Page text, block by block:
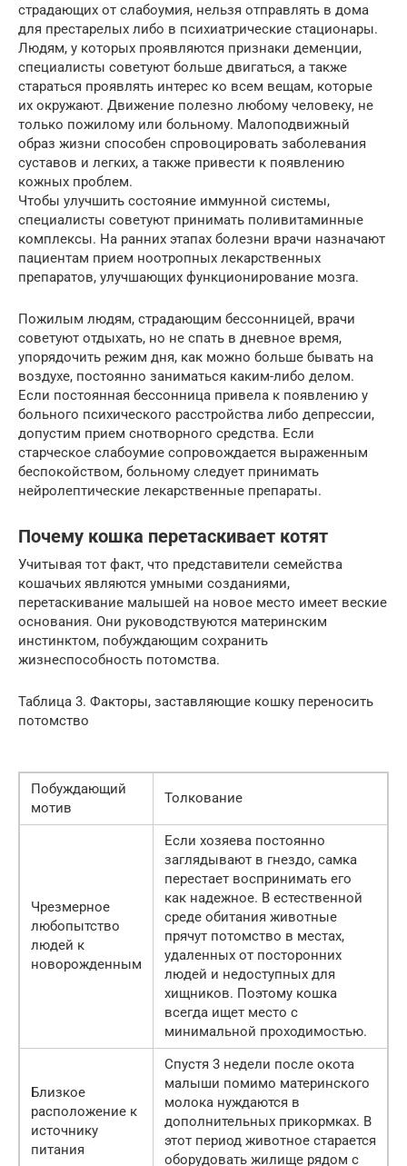
страдающих от слабоумия, нельзя отправлять в дома
для престарелых либо в психиатрические стационары.
Людям, у которых проявляются признаки деменции,
специалисты советуют больше двигаться, а также
стараться проявлять интерес ко всем вещам, которые
их окружают. Движение полезно любому человеку, не
только пожилому или больному. Малоподвижный
образ жизни способен спровоцировать заболевания
суставов и легких, а также привести к появлению
кожных проблем.
Чтобы улучшить состояние иммунной системы,
специалисты советуют принимать поливитаминные
комплексы. На ранних этапах болезни врачи назначают
пациентам прием ноотропных лекарственных
препаратов, улучшающих функционирование мозга.
Пожилым людям, страдающим бессонницей, врачи
советуют отдыхать, но не спать в дневное время,
упорядочить режим дня, как можно больше бывать на
воздухе, постоянно заниматься каким-либо делом.
Если постоянная бессонница привела к появлению у
больного психического расстройства либо депрессии,
допустим прием снотворного средства. Если
старческое слабоумие сопровождается выраженным
беспокойством, больному следует принимать
нейролептические лекарственные препараты.
Почему кошка перетаскивает котят
Учитывая тот факт, что представители семейства
кошачьих являются умными созданиями,
перетаскивание малышей на новое место имеет веские
основания. Они руководствуются материнским
инстинктом, побуждающим сохранить
жизнеспособность потомства.
Таблица 3. Факторы, заставляющие кошку переносить
потомство
Побуждающий
мотив
Толкование
Чрезмерное
любопытство
людей к
новорожденным
Если хозяева постоянно
заглядывают в гнездо, самка
перестает воспринимать его
как надежное. В естественной
среде обитания животные
прячут потомство в местах,
удаленных от посторонних
людей и недоступных для
хищников. Поэтому кошка
всегда ищет место с
минимальной проходимостью.
Близкое
расположение к
источнику
питания
Спустя 3 недели после окота
малыши помимо материнского
молока нуждаются в
дополнительных прикормках. В
этот период животное старается
оборудовать жилище рядом с